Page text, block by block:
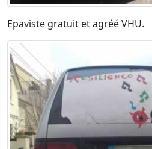
Epaviste gratuit et agréé VHU.